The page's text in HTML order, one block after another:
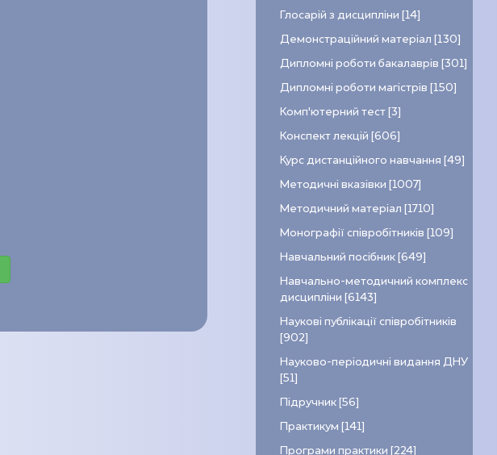
Глосарій з дисципліни [14]
Демонстраційний матеріал [130]
Дипломні роботи бакалаврів [301]
Дипломні роботи магістрів [150]
Комп’ютерний тест [3]
Конспект лекцій [606]
Курс дистанційного навчання [49]
Методичні вказівки [1007]
Методичний матеріал [1710]
Монографії співробітників [109]
Навчальний посібник [649]
Навчально-методичний комплекс
дисципліни [6143]
Наукові публікації співробітників
[902]
Науково-періодичні видання ДНУ
[51]
Підручник [56]
Практикум [141]
Програми практики [224]